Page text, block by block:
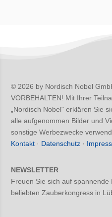
© 2026 by Nordisch Nobel
VORBEHALTEN! Mit Ihrer
„Nordisch Nobel" erklären Sie
alle aufgenommen Bilder und
sonstige Werbezwecke
Kontakt · Datenschutz ·
NEWSLETTER
Freuen Sie sich auf
beliebten Zauberkongress in